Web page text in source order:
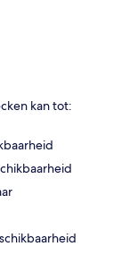
kan tot: